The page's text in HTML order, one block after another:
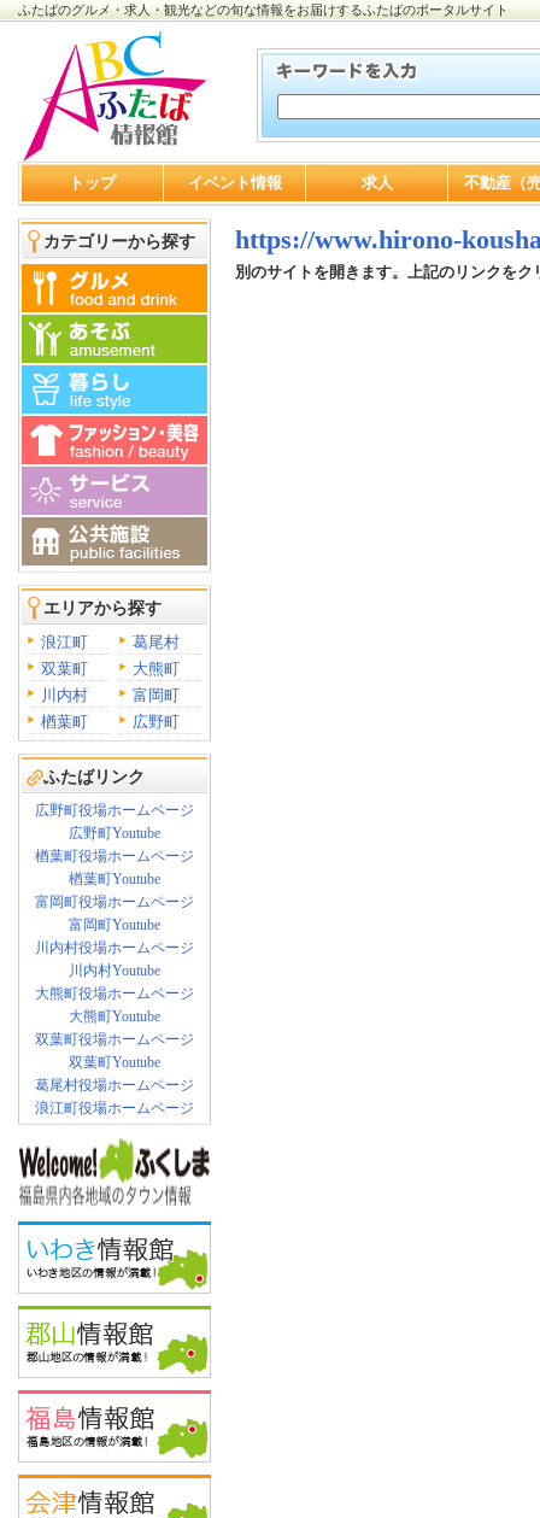
ふたばのグルメ・求人・観光などの旬な情報をお届けするふたばのポータルサイト
トップ イベント情報 求人 不動産（
カテゴリーから探す
エリアから探す
浪江町
葛尾村
双葉町
大熊町
川内村
富岡町
楢葉町
広野町
ふたばリンク
広野町役場ホームページ
広野町Youtube
楢葉町役場ホームページ
楢葉町Youtube
富岡町役場ホームページ
富岡町Youtube
川内村役場ホームページ
川内村Youtube
大熊町役場ホームページ
大熊町Youtube
双葉町役場ホームページ
双葉町Youtube
葛尾村役場ホームページ
浪江町役場ホームページ
https://www.hirono-
別のサイトを開きます。上記のリンクをク